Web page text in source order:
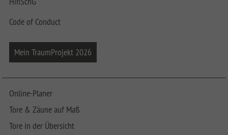
Code of Conduct
Mein TraumProjekt 2026
Online-Planer
Tore & Zäune auf Maß
Tore in der Übersicht